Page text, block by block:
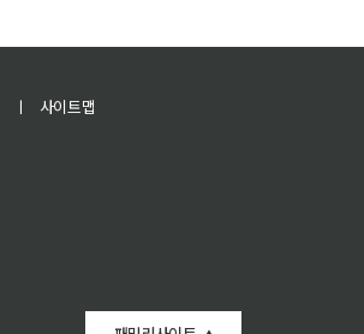
ㅣ
사이트맵